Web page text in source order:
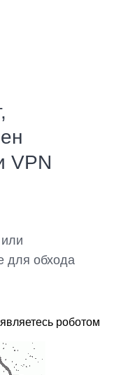
VPN
для обхода
роботом